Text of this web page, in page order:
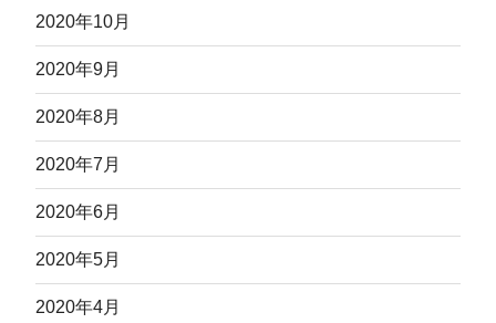
2020年10月
2020年9月
2020年8月
2020年7月
2020年6月
2020年5月
2020年4月